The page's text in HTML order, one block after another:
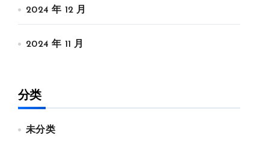
2024 年 12 月
2024 年 11 月
分类
未分类